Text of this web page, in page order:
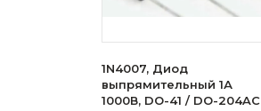
1N4007, Диод
выпрямительный 1А
1000В, DO-41 / DO-204AC